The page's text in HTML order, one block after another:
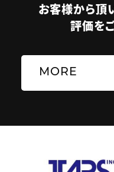
お客様から頂
評価を
MORE